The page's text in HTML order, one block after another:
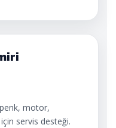
motor,
servis desteği.